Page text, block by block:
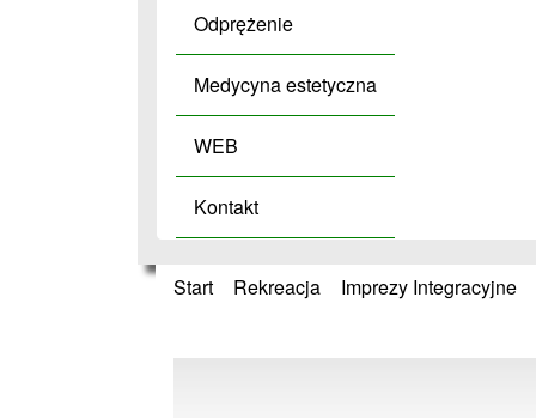
Odprężenie
Medycyna estetyczna
WEB
Kontakt
Start Rekreacja Imprezy Integracyjne